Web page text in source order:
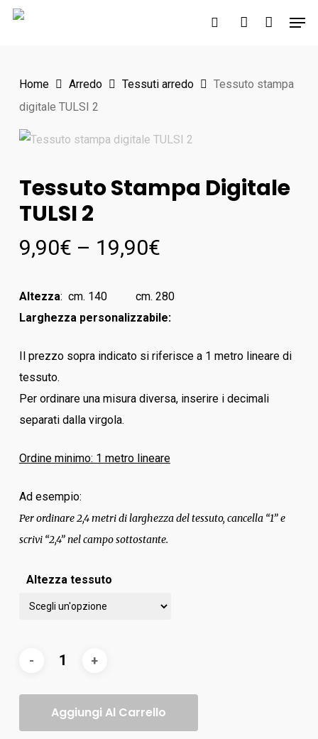
Skip
search account
Home Arredo Tessuti arredo
Tessuto stampa
digitale TULSI 2
Tessuto Stampa Digitale
TULSI 2
9,90€ – 19,90€
Altezza: cm. 140 cm. 280
Larghezza personalizzabile:
Il prezzo sopra indicato si riferisce a 1 metro lineare di
tessuto.
Per ordinare una misura diversa, inserire i decimali
separati dalla virgola.
Ordine minimo: 1 metro lineare
Ad esempio:
Per ordinare 2,4 metri di larghezza del tessuto, cancella “1” e
scrivi “2,4” nel campo sottostante.
Altezza tessuto
Aggiungi Al Carrello